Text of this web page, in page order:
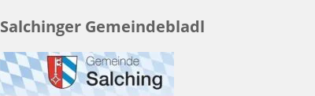
Salchinger Gemeindebladl